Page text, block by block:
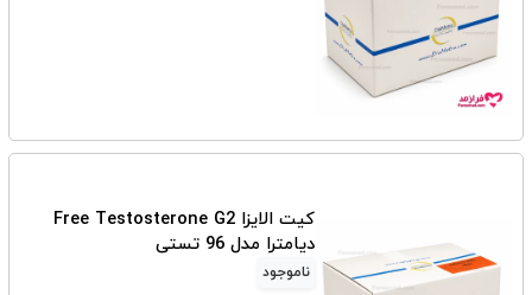
کیت الایزا Free Testosterone G2
دیامترا مدل 96 تستی
ناموجود